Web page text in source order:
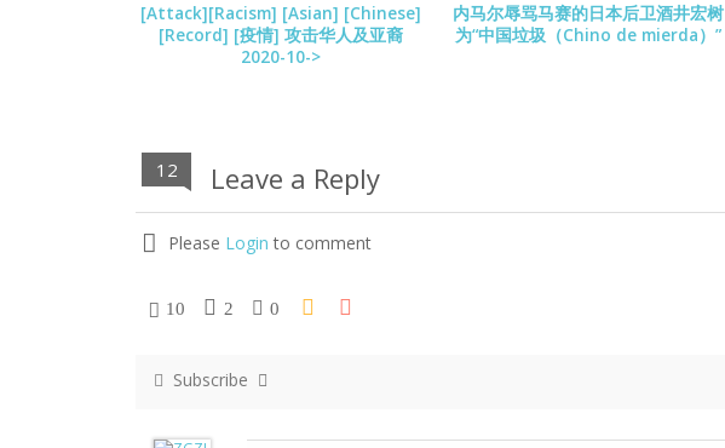
[Attack][Racism] [Asian] [Chinese]
[Record] [疫情] 攻击华人及亚裔
2020-10->
内马尔辱骂马赛的日本后卫酒井宏树
为“中国垃圾（Chino de mierda）”
12 Leave a Reply
Please Login to comment
10 2 0
Subscribe